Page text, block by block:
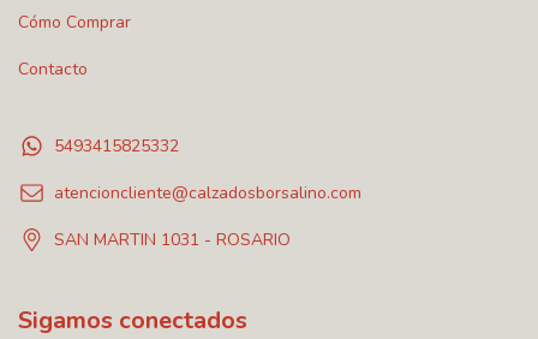
Cómo Comprar
Contacto
5493415825332
atencioncliente@calzadosborsalino.com
SAN MARTIN 1031 - ROSARIO
Sigamos conectados